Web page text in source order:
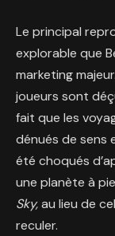
Le principal
explorable que
marketing
joueurs sont
fait que les
dénués de sens
été choqués
une planète à
Sky,au lieu de
reculer.